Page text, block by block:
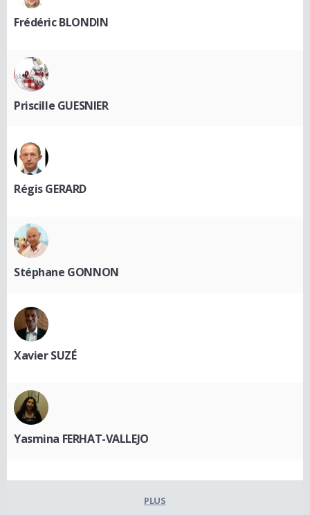
Frédéric BLONDIN
Priscille GUESNIER
Régis GERARD
Stéphane GONNON
Xavier SUZÉ
Yasmina FERHAT-VALLEJO
PLUS